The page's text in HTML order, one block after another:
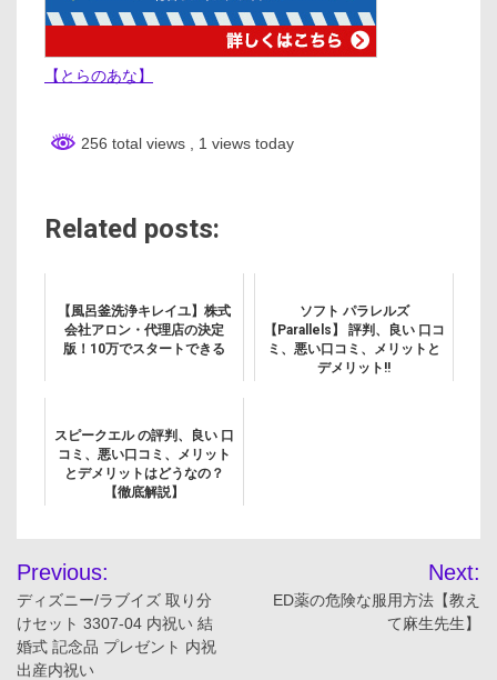
【とらのあな】
256 total views , 1 views today
Related posts:
【風呂釜洗浄キレイユ】株式
会社アロン・代理店の決定
版！10万でスタートできる
ソフト パラレルズ
【Parallels】 評判、良い 口コ
ミ、悪い口コミ、メリットと
デメリット!!
スピークエル の評判、良い 口
コミ、悪い口コミ、メリット
とデメリットはどうなの？
【徹底解説】
投
稿
ナ
Previous:
ディズニー/ラブイズ 取り分
けセット 3307-04 内祝い 結
婚式 記念品 プレゼント 内祝
出産内祝い
Next:
ED薬の危険な服用方法【教え
て麻生先生】